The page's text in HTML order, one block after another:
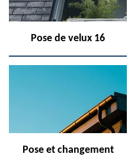
Pose de velux 16
Pose et changement